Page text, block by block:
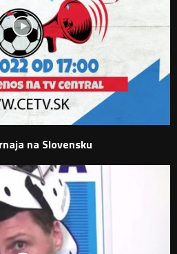
na Slovensku